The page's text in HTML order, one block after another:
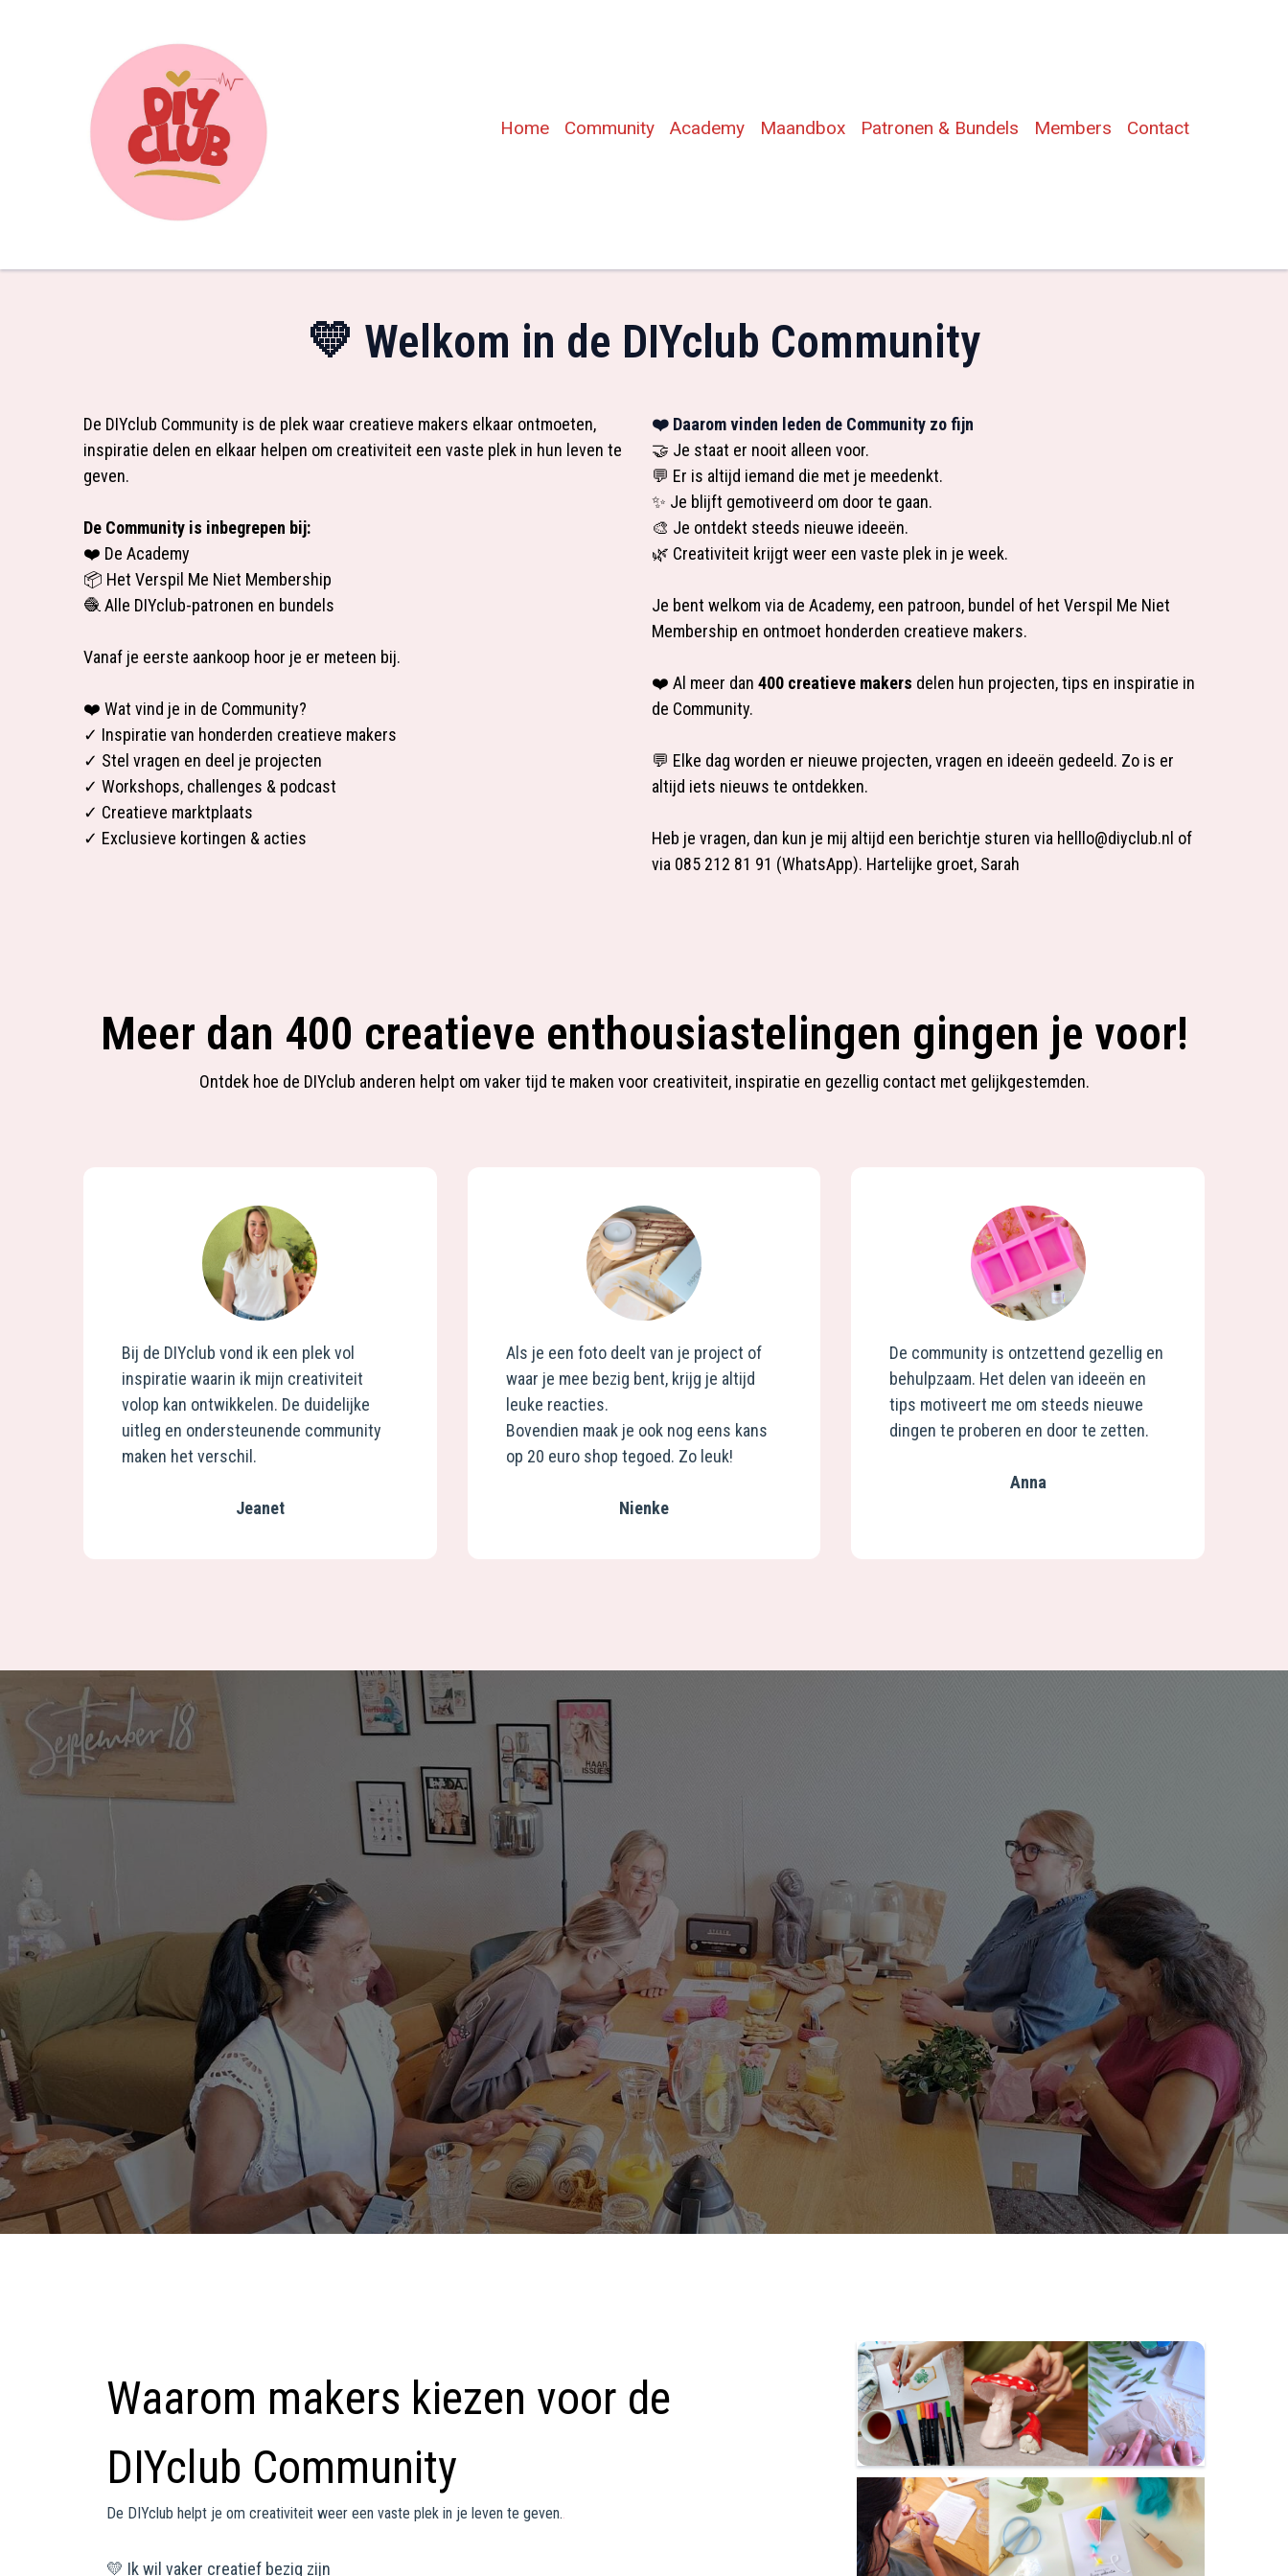
Home Community Academy Maandbox Patronen & Bundels Members Contact
💛 Welkom in de DIYclub Community
De DIYclub Community is de plek waar creatieve makers elkaar ontmoeten,
inspiratie delen en elkaar helpen om creativiteit een vaste plek in hun leven te
geven.
De Community is inbegrepen bij:
❤️ De Academy
📦 Het Verspil Me Niet Membership
🧶 Alle DIYclub-patronen en bundels
Vanaf je eerste aankoop hoor je er meteen bij.
❤️ Wat vind je in de Community?
✓ Inspiratie van honderden creatieve makers
✓ Stel vragen en deel je projecten
✓ Workshops, challenges & podcast
✓ Creatieve marktplaats
✓ Exclusieve kortingen & acties
❤️ Daarom vinden leden de Community zo fijn
🤝 Je staat er nooit alleen voor.
💬 Er is altijd iemand die met je meedenkt.
✨ Je blijft gemotiveerd om door te gaan.
🎨 Je ontdekt steeds nieuwe ideeën.
🌿 Creativiteit krijgt weer een vaste plek in je week.
Je bent welkom via de Academy, een patroon, bundel of het Verspil Me Niet
Membership en ontmoet honderden creatieve makers.
❤️ Al meer dan 400 creatieve makers delen hun projecten, tips en inspiratie in
de Community.
💬 Elke dag worden er nieuwe projecten, vragen en ideeën gedeeld. Zo is er
altijd iets nieuws te ontdekken.
Heb je vragen, dan kun je mij altijd een berichtje sturen via helllo@diyclub.nl of
via 085 212 81 91 (WhatsApp). Hartelijke groet, Sarah
Meer dan 400 creatieve enthousiastelingen gingen je voor!
Ontdek hoe de DIYclub anderen helpt om vaker tijd te maken voor creativiteit, inspiratie en gezellig contact met gelijkgestemden.
Bij de DIYclub vond ik een plek vol
inspiratie waarin ik mijn creativiteit
volop kan ontwikkelen. De duidelijke
uitleg en ondersteunende community
maken het verschil.
Jeanet
Als je een foto deelt van je project of
waar je mee bezig bent, krijg je altijd
leuke reacties.
Bovendien maak je ook nog eens kans
op 20 euro shop tegoed. Zo leuk!
Nienke
De community is ontzettend gezellig en
behulpzaam. Het delen van ideeën en
tips motiveert me om steeds nieuwe
dingen te proberen en door te zetten.
Anna
Waarom makers kiezen voor de
DIYclub Community
De DIYclub helpt je om creativiteit weer een vaste plek in je leven te geven.
💛 Ik wil vaker creatief bezig zijn